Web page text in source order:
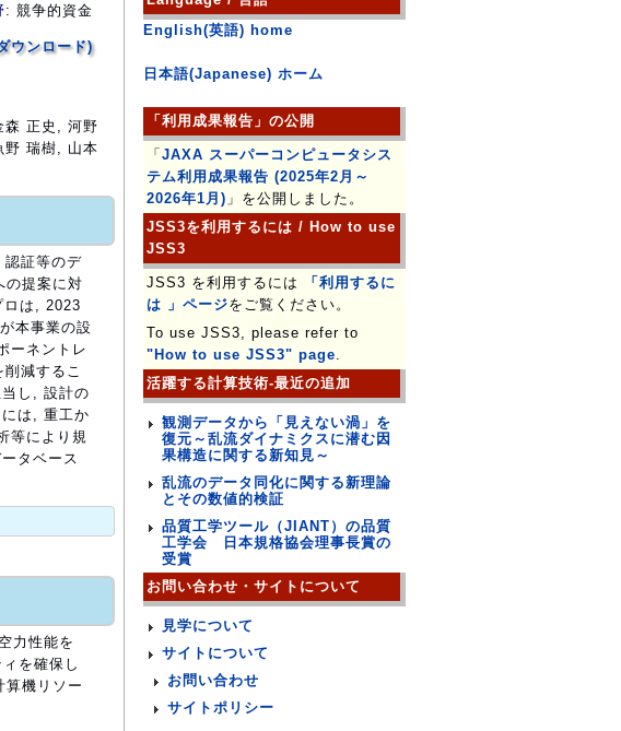
: 競争的資金
ウンロード)
正史, 河野
瑞樹, 山本
認証等のデ
の提案に対
ロは, 2023
本事業の設
ーネントレ
減するこ
し, 設計の
は, 重工か
等により規
タベース
力性能を
を確保し
算機リソー
English(英語) home
日本語(Japanese) ホーム
「利用成果報告」の公開
「 JAXA スーパーコンピュータシス
テム利用成果報告 (2025年2月～
2026年1月) 」を公開しました。
JSS3を利用するには / How to use
JSS3
JSS3 を利用するには
「利用するに
は 」ページをご覧ください。
To use JSS3, please refer to
"How to use JSS3" page.
活躍する計算技術-最近の追加
観測データから「見えない渦」を
復元～乱流ダイナミクスに潜む因
果構造に関する新知見～
乱流のデータ同化に関する新理論
とその数値的検証
品質工学ツール（JIANT）の品質
工学会 日本規格協会理事長賞の
受賞
お問い合わせ・サイトについて
見学について
サイトについて
お問い合わせ
サイトポリシー